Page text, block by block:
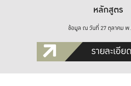
หลักสูตร
ข้อมูล ณ วันที่ 27 ตุลาคม พ
รายละเอีย